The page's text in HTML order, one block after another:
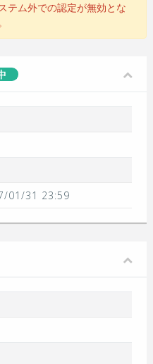
テム外での認定が無効とな
01/31 23:59